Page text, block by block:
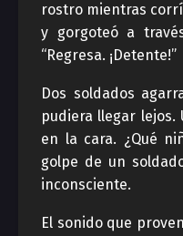
rostro mientras
y gorgoteó a
“Regresa. ¡Detente!”
Dos soldados
pudiera llegar lejos.
en la cara. ¿Qué
golpe de un
inconsciente.
El sonido que